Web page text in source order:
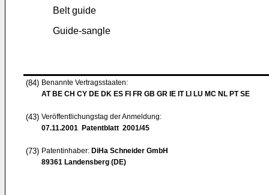
Belt guide
Guide-sangle
(84) Benannte Vertragsstaaten:
AT BE CH CY DE DK ES FI FR GB GR IE IT LI LU MC NL PT SE
(43) Veröffentlichungstag der Anmeldung:
07.11.2001 Patentblatt 2001/45
(73) Patentinhaber: DiHa Schneider GmbH
89361 Landensberg (DE)